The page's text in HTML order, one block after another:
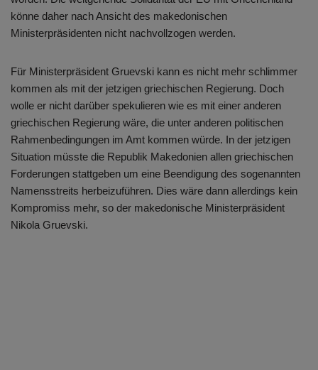
könne daher nach Ansicht des makedonischen
Ministerpräsidenten nicht nachvollzogen werden.
Für Ministerpräsident Gruevski kann es nicht mehr schlimmer
kommen als mit der jetzigen griechischen Regierung. Doch
wolle er nicht darüber spekulieren wie es mit einer anderen
griechischen Regierung wäre, die unter anderen politischen
Rahmenbedingungen im Amt kommen würde. In der jetzigen
Situation müsste die Republik Makedonien allen griechischen
Forderungen stattgeben um eine Beendigung des sogenannten
Namensstreits herbeizuführen. Dies wäre dann allerdings kein
Kompromiss mehr, so der makedonische Ministerpräsident
Nikola Gruevski.